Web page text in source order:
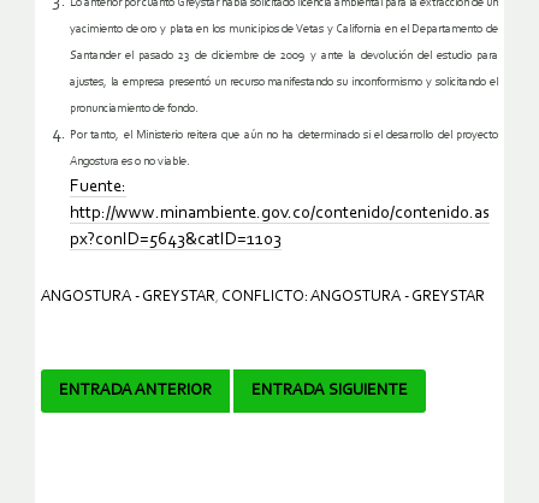
Lo anterior por cuanto Greystar había solicitado licencia ambiental para la extracción de un
yacimiento de oro y plata en los municipios de Vetas y California en el Departamento de
Santander el pasado 23 de diciembre de 2009 y ante la devolución del estudio para
ajustes, la empresa presentó un recurso manifestando su inconformismo y solicitando el
pronunciamiento de fondo.
Por tanto, el Ministerio reitera que aún no ha determinado si el desarrollo del proyecto
Angostura es o no viable.
Fuente:
http://www.minambiente.gov.co/contenido/contenido.as
px?conID=5643&catID=1103
ANGOSTURA - GREYSTAR, CONFLICTO: ANGOSTURA - GREYSTAR
Navegador
ENTRADA ANTERIOR ENTRADA SIGUIENTE